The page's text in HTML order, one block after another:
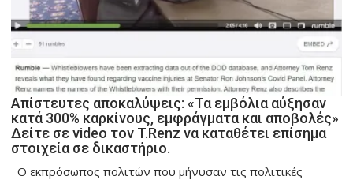
Απίστευτες αποκαλύψεις: «Τα εμβόλια αύξησαν
κατά 300% καρκίνους, εμφράγματα και αποβολές»
Δείτε σε video τον T.Renz να καταθέτει επίσημα
στοιχεία σε δικαστήριο.
Ο εκπρόσωπος πολιτών που μήνυσαν τις πολιτικές